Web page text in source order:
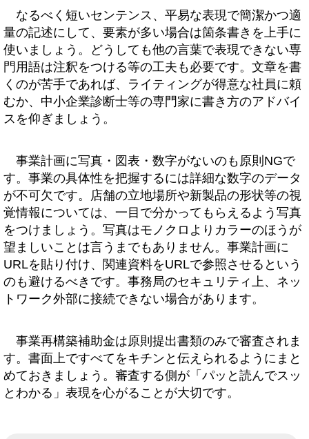
なるべく短いセンテンス、平易な表現で簡潔かつ適
量の記述にして、要素が多い場合は箇条書きを上手に
使いましょう。どうしても他の言葉で表現できない専
門用語は注釈をつける等の工夫も必要です。文章を書
くのが苦手であれば、ライティングが得意な社員に頼
むか、中小企業診断士等の専門家に書き方のアドバイ
スを仰ぎましょう。
事業計画に写真・図表・数字がないのも原則NGで
す。事業の具体性を把握するには詳細な数字のデータ
が不可欠です。店舗の立地場所や新製品の形状等の視
覚情報については、一目で分かってもらえるよう写真
をつけましょう。写真はモノクロよりカラーのほうが
望ましいことは言うまでもありません。事業計画に
URLを貼り付け、関連資料をURLで参照させるという
のも避けるべきです。事務局のセキュリティ上、ネッ
トワーク外部に接続できない場合があります。
事業再構築補助金は原則提出書類のみで審査されま
す。書面上ですべてをキチンと伝えられるようにまと
めておきましょう。審査する側が「パッと読んでスッ
とわかる」表現を心がることが大切です。